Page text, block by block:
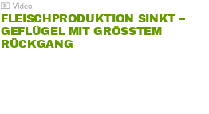
FLEISCHPRODUKTION SINKT –
GEFLÜGEL MIT GRÖSSTEM R
ÜCKGANG